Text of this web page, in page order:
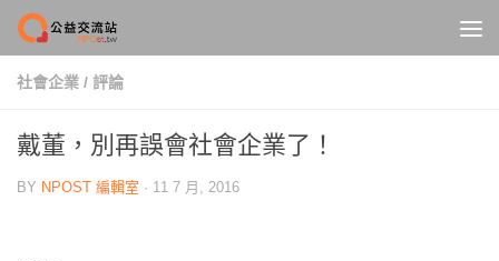
Skip to content
社會企業 / 評論
戴董，別再誤會社會企業了！
BY NPOST 編輯室 · 11 7 月, 2016